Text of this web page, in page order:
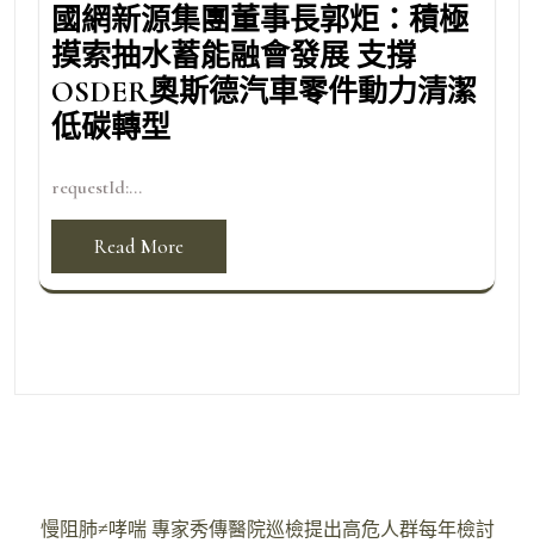
國網新源集團董事長郭炬：積極
摸索抽水蓄能融會發展 支撐
OSDER奧斯德汽車零件動力清潔
低碳轉型
requestId:...
Read More
文慢阻肺≠哮喘 專家秀傳醫院巡檢提出高危人群每年檢討